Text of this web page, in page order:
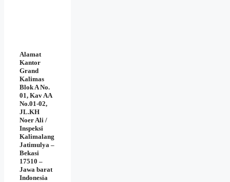
Alamat
Kantor
Grand
Kalimas
Blok A No.
01, Kav AA
No.01-02,
JL.KH
Noer Ali /
Inspeksi
Kalimalang
Jatimulya –
Bekasi
17510 –
Jawa barat
Indonesia